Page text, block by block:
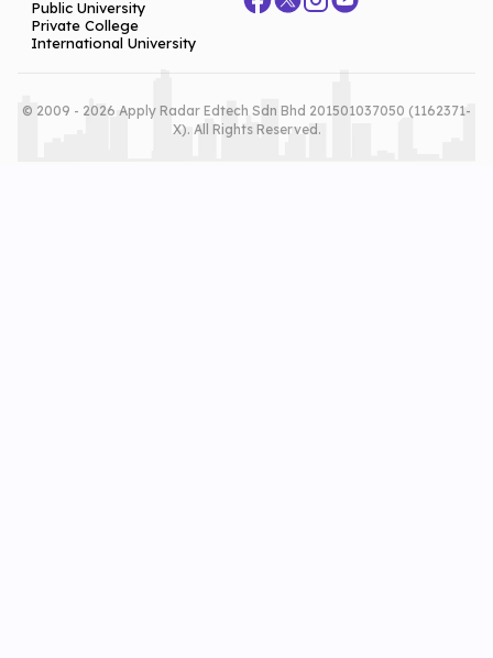
Public University
Private College
International University
© 2009 - 2026 Apply Radar Edtech Sdn Bhd 201501037050 (1162371-
X). All Rights Reserved.